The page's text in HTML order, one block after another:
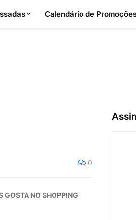
Calendário de Promoções
0
GOSTA NO SHOPPING